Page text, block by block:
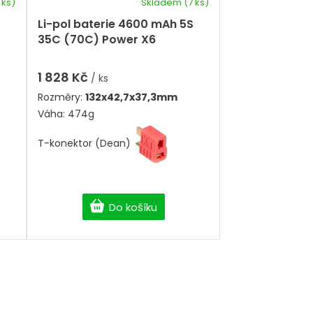
Li-pol baterie 4600 mAh 5S
35C (70C) Power X6
1 828 Kč / ks
Do košíku
Rozměry: 132x42,7x37,3mm
Váha: 474g
T-konektor (Dean)